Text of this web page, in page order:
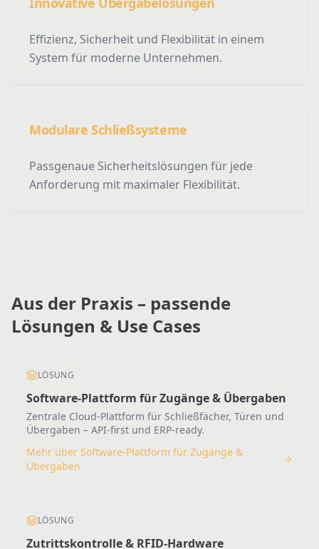
Effizienz, Sicherheit und Flexibilität in einem
System für moderne Unternehmen.
Modulare Schließsysteme
Passgenaue Sicherheitslösungen für jede
Anforderung mit maximaler Flexibilität.
Aus der Praxis – passende
Lösungen & Use Cases
LÖSUNG
Software-Plattform für Zugänge & Übergaben
Zentrale Cloud-Plattform für Schließfächer, Türen und
Übergaben – API-first und ERP-ready.
Mehr über Software-Plattform für Zugänge &
Übergaben
LÖSUNG
Zutrittskontrolle & RFID-Hardware